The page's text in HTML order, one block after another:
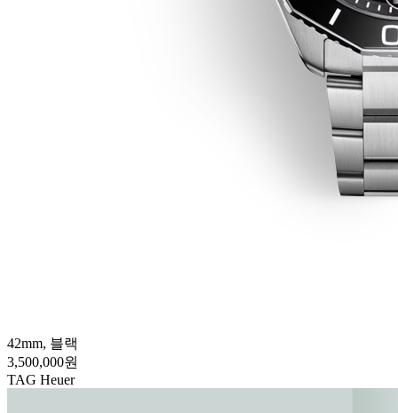
42mm, 블랙
3,500,000원
TAG Heuer